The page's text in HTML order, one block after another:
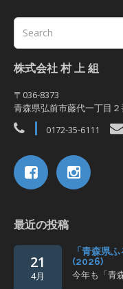
株式会社 村 上 組
〒036-8373
青森県弘前市藤代一丁目２
0172-35-6111
最近の投稿
21
4月
「青森県
(2026)
今年も「青